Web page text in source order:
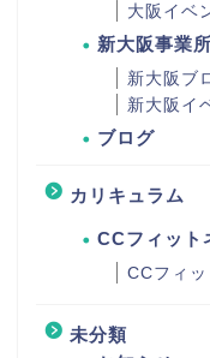
大阪イベ
新大阪事業所
新大阪ブ
新大阪イ
ブログ
カリキュラム
CCフィット
CCフィ
未分類